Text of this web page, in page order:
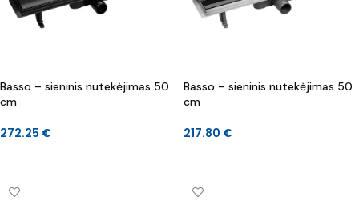
Basso – sieninis nutekėjimas 50
cm
272.25 €
Basso – sieninis nutekėjimas 50
cm
217.80 €